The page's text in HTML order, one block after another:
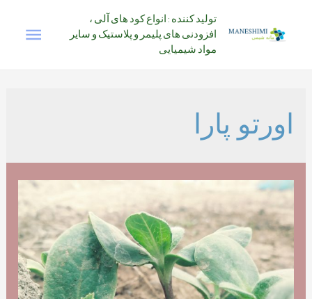
تولید کننده : انواع کود های آلی ،
افزودنی های پلیمر و پلاستیک و سایر
مواد شیمیایی
اورتو پارا